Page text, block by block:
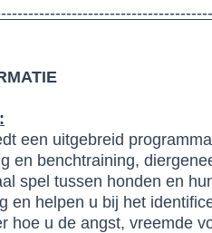
een uitgebreid
en benchtraining,
spel tussen honden en
en helpen u bij het
hoe u de angst, vreemde